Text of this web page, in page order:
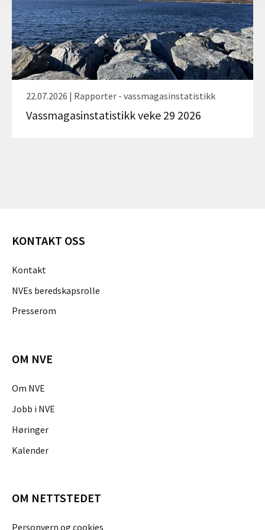
22.07.2026 | Rapporter - vassmagasinstatistikk
Vassmagasinstatistikk veke 29 2026
KONTAKT OSS
Kontakt
NVEs beredskapsrolle
Presserom
OM NVE
Om NVE
Jobb i NVE
Høringer
Kalender
OM NETTSTEDET
Personvern og cookies